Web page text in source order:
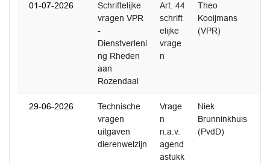
01-07-2026
Schriftelijke
vragen VPR
-
Dienstverleni
ng Rheden
aan
Rozendaal
Art. 44
schrift
elijke
vrage
n
Theo
Kooijmans
(VPR)
29-06-2026
Technische
vragen
uitgaven
dierenwelzijn
Vrage
n
n.a.v.
agend
astukk
Niek
Brunninkhuis
(PvdD)